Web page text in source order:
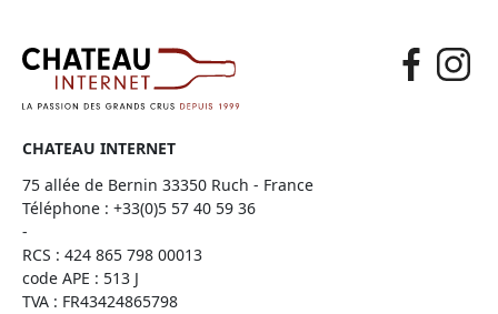
CHATEAU INTERNET
75 allée de Bernin 33350 Ruch - France
Téléphone : +33(0)5 57 40 59 36
-
RCS : 424 865 798 00013
code APE : 513 J
TVA : FR43424865798